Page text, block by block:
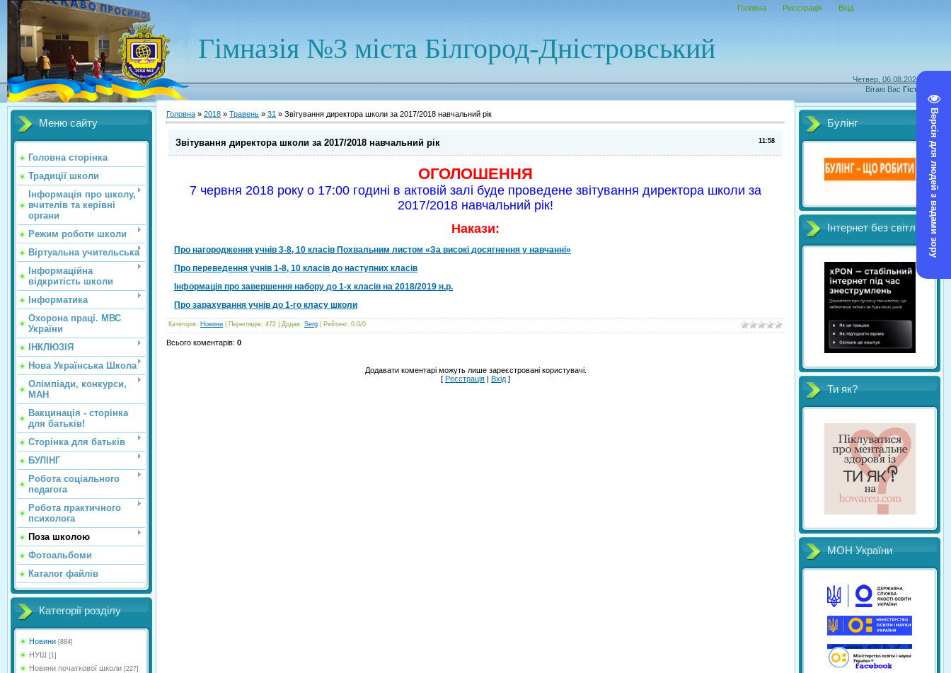
Версія для людей з вадами зору
Четвер, 06.08.2026, 09:29
Вітаю Вас Гість
Гімназія №3 міста Білгород-Дністровський
Головна Реєстрація Вхід
Меню сайту
Головна сторінка
Традиції школи
Інформація про школу,
вчителів та керівні
органи
Режим роботи школи
Віртуальна учительська
Інформаційна
відкритість школи
Інформатика
Охорона праці. МВС
України
ІНКЛЮЗІЯ
Нова Українська Школа
Олімпіади, конкурси,
МАН
Вакцинація - сторінка
для батьків!
Сторінка для батьків
БУЛІНГ
Робота соціального
педагога
Робота практичного
психолога
Поза школою
Фотоальбоми
Каталог файлів
Категорії розділу
Новини [884]
НУШ [1]
Новини початкової школи [227]
Головна » 2018 » Травень » 31 » Звітування директора школи за 2017/2018 навчальний рік
11:58
Звітування директора школи за 2017/2018 навчальний рік
ОГОЛОШЕННЯ
7 червня 2018 року о 17:00 годині в актовій залі буде проведене звітування директора школи за
2017/2018 навчальний рік!
Накази:
Про нагородження учнів 3-8, 10 класів Похвальним листом «За високі досягнення у навчанні»
Про переведення учнів 1-8, 10 класів до наступних класів
Інформація про завершення набору до 1-х класів на 2018/2019 н.р.
Про зарахування учнів до 1-го класу школи
Категорія: Новини Переглядів: 472 | Додав: Serg Рейтинг: 0.0/0
Всього коментарів: 0
Додавати коментарі можуть лише зареєстровані користувачі.
[ Реєстрація | Вхід ]
Булінг
Інтернет без світл
Ти як?
МОН України